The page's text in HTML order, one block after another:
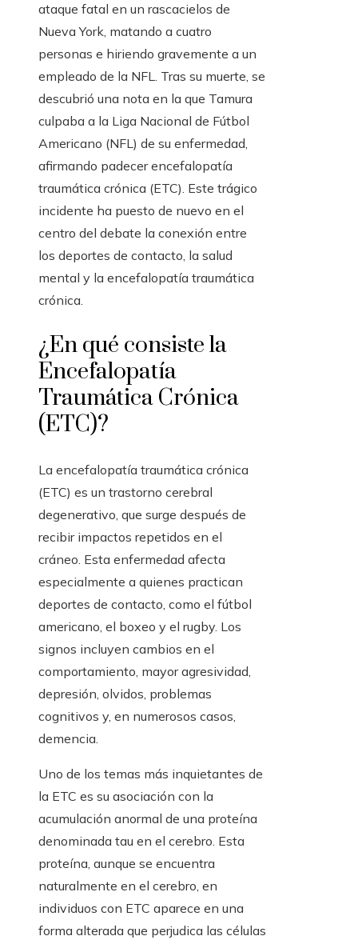
ataque fatal en un rascacielos de
Nueva York, matando a cuatro
personas e hiriendo gravemente a un
empleado de la NFL. Tras su muerte, se
descubrió una nota en la que Tamura
culpaba a la Liga Nacional de Fútbol
Americano (NFL) de su enfermedad,
afirmando padecer encefalopatía
traumática crónica (ETC). Este trágico
incidente ha puesto de nuevo en el
centro del debate la conexión entre
los deportes de contacto, la salud
mental y la encefalopatía traumática
crónica.
¿En qué consiste la
Encefalopatía
Traumática Crónica
(ETC)?
La encefalopatía traumática crónica
(ETC) es un trastorno cerebral
degenerativo, que surge después de
recibir impactos repetidos en el
cráneo. Esta enfermedad afecta
especialmente a quienes practican
deportes de contacto, como el fútbol
americano, el boxeo y el rugby. Los
signos incluyen cambios en el
comportamiento, mayor agresividad,
depresión, olvidos, problemas
cognitivos y, en numerosos casos,
demencia.
Uno de los temas más inquietantes de
la ETC es su asociación con la
acumulación anormal de una proteína
denominada tau en el cerebro. Esta
proteína, aunque se encuentra
naturalmente en el cerebro, en
individuos con ETC aparece en una
forma alterada que perjudica las células